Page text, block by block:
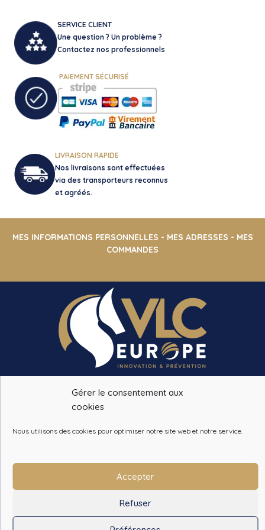
Gérer le consentement aux
cookies
Nous utilisons des cookies pour optimiser notre site web et notre service.
Accepter
Refuser
SERVICE CLIENT
Une question ? Un problème ?
Contactez nos professionnels
PAIEMENT SÉCURISÉ
LIVRAISON RAPIDE
Nos livraisons sont effectuées
via des transporteurs reconnus
et agréés.
MES INFORMATIONS PERSONNELLES - MES ADRESSES - MES
COMMANDES
14 CHEMIN DE LA PINSONNIERE
78490 BAZOCHES SUR GUYONNE
Paiement sécurisé